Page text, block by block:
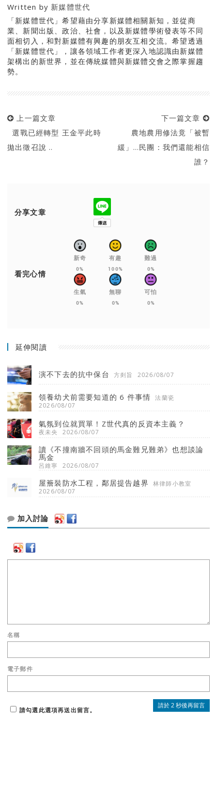
Written by 新媒體世代
「新媒體世代」希望藉由分享新媒體相關新知，並從商
業、新聞出版、政治、社會，以及新媒體學術發表等不同
面相切入，和對新媒體有興趣的朋友互相交流。希望透過
「新媒體世代」，讓各領域工作者更深入地認識由新媒體
架構出的新世界，並在傳統媒體與新媒體交會之際掌握趨
勢。
上一篇文章
選戰已經轉型 王金平此時
拋出徵召說 ..
下一篇文章
農地農用修法竟「被暫
緩」…民團：我們還能相信
誰？
分享文章
看完心情
新奇
0%
有趣
100%
難過
0%
生氣
0%
無聊
0%
可怕
0%
延伸閱讀
演不下去的抗中保台 方剡旨 2026/08/07
領養幼犬前需要知道的 6 件事情
法蘭瓷
2026/08/07
氣氛到位就買單！Z世代真的反資本主義？
夜未央 2026/08/07
讀《不撞南牆不回頭的馬金難兄難弟》也想談論
馬金
呂維寧 2026/08/07
屋簷裝防水工程，鄰居提告越界
林律師小教室
2026/08/07
加入討論
名稱
電子郵件
請勾選此選項再送出留言。